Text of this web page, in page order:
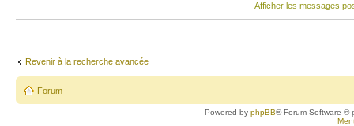
Afficher les messages
Revenir à la recherche avancée
Forum
Powered byphpBB® Forum Software ©